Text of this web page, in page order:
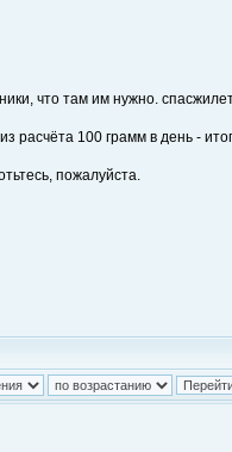
что там им нужно.
расчёта 100 грамм в день -
пожалуйста.